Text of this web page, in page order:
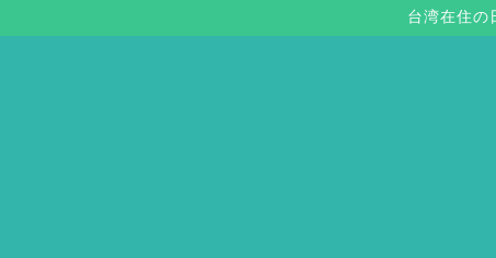
台湾在住の